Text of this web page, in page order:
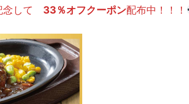
念して 33％オフクーポン配布中！！！